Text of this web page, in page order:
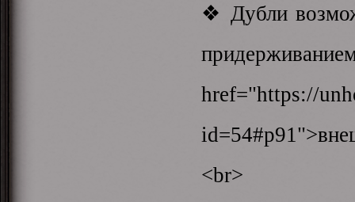
❖ Дубли
href="https://
<br>